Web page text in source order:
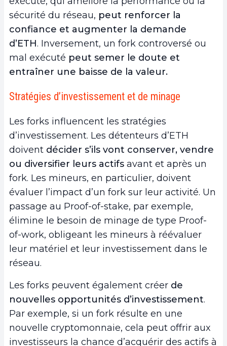
sécurité du réseau, peut renforcer la
confiance et augmenter la demande
d’ETH. Inversement, un fork controversé ou
mal exécuté peut semer le doute et
entraîner une baisse de la valeur.
Stratégies d’investissement et de minage
Les forks influencent les stratégies
d’investissement. Les détenteurs d’ETH
doivent décider s’ils vont conserver, vendre
ou diversifier leurs actifs avant et après un
fork. Les mineurs, en particulier, doivent
évaluer l’impact d’un fork sur leur activité. Un
passage au Proof-of-stake, par exemple,
élimine le besoin de minage de type Proof-
of-work, obligeant les mineurs à réévaluer
leur matériel et leur investissement dans le
réseau.
Les forks peuvent également créer de
nouvelles opportunités d’investissement.
Par exemple, si un fork résulte en une
nouvelle cryptomonnaie, cela peut offrir aux
investisseurs la chance d’acquérir des actifs à